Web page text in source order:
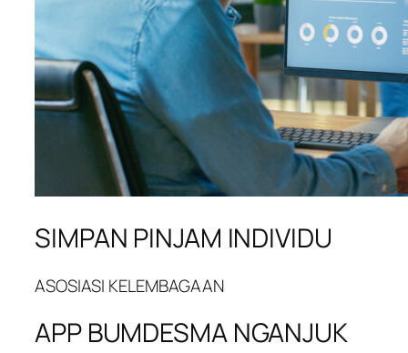
SIMPAN PINJAM INDIVIDU
ASOSIASI KELEMBAGAAN
APP BUMDESMA NGANJUK